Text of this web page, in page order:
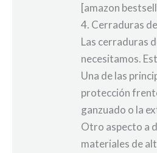
[amazon
4. Cerraduras
Las cerraduras
necesitamos.
Una de las
protección
ganzuado o la
Otro aspecto a
materiales de